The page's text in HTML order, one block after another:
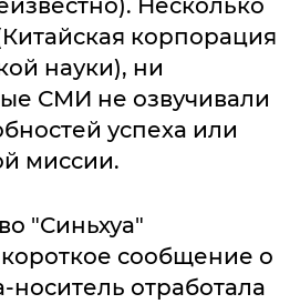
Несколько
корпорация
науки), ни
СМИ не озвучивали
успеха или
миссии.
"Синьхуа"
сообщение о
носитель отработала